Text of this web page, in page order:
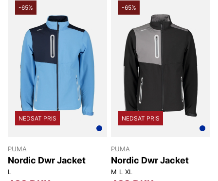
-65%
NEDSAT PRIS
PUMA
Nordic Dwr Jacket
L
-65%
NEDSAT PRIS
PUMA
Nordic Dwr Jacket
M L XL